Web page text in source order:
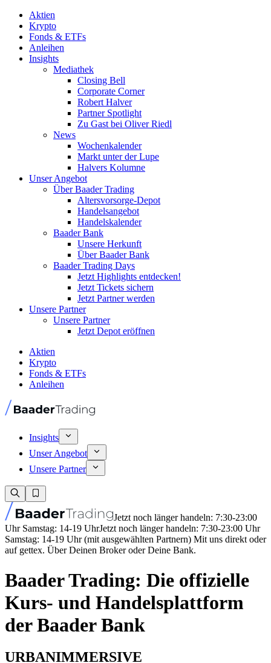
Aktien
Krypto
Fonds & ETFs
Anleihen
Insights
Mediathek
Closing Bell
Corporate Corner
Robert Halver
Partner Spotlight
Zu Gast bei Oliver Riedl
News
Wochenkalender
Markt unter der Lupe
Halvers Kolumne
Unser Angebot
Über Baader Trading
Altersvorsorge-Depot
Handelsangebot
Handelskalender
Baader Bank
Unsere Herkunft
Über Baader Bank
Baader Trading Days
Jetzt Highlights entdecken!
Jetzt Tickets sichern
Jetzt Partner werden
Unsere Partner
Unsere Partner
Jetzt Depot eröffnen
Aktien
Krypto
Fonds & ETFs
Anleihen
Insights
Unser Angebot
Unsere Partner
Jetzt noch länger handeln: 7:30-23:00
Uhr Samstag: 14-19 UhrJetzt noch länger handeln: 7:30-23:00 Uhr
Samstag: 14-19 Uhr (mit ausgewählten Partnern) Mit uns direkt oder
auf gettex. Über Deinen Broker oder Deine Bank.
Baader Trading: Die offizielle
Kurs- und Handelsplattform
der Baader Bank
URBANIMMERSIVE